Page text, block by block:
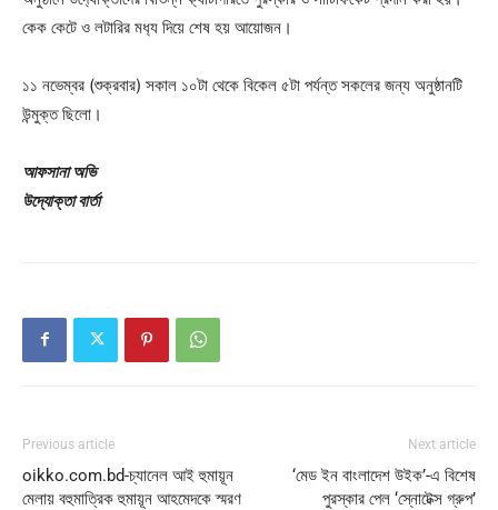
কেক কেটে ও লটারির মধ‍্য দিয়ে শেষ হয় আয়োজন।
১১ নভেম্বর (শুক্রবার) সকাল ১০টা থেকে বিকেল ৫টা পর্যন্ত সকলের জন্য অনুষ্ঠানটি
উন্মুক্ত ছিলো।
আফসানা অভি
উদ্যোক্তা বার্তা
Previous article
oikko.com.bd-চ্যানেল আই হুমায়ূন
মেলায় বহুমাত্রিক হুমায়ূন আহমেদকে স্মরণ
Next article
‘মেড ইন বাংলাদেশ উইক’-এ বিশেষ
পুরস্কার পেল ‘স্নোটেক্স গ্রুপ’